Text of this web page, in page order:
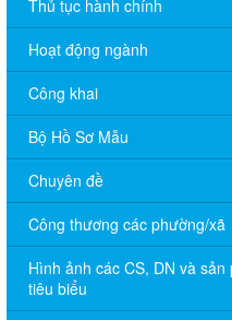
Thủ tục hành chính
Hoạt động ngành
Công khai
Bộ Hồ Sơ Mẫu
Chuyên đề
Công thương các phường/xã
Hình ảnh các CS, DN và
tiêu biểu